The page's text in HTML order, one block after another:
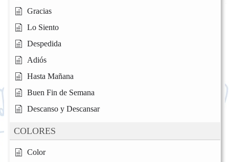
Gracias
Lo Siento
Despedida
Adiós
Hasta Mañana
Buen Fin de Semana
Descanso y Descansar
COLORES
Color